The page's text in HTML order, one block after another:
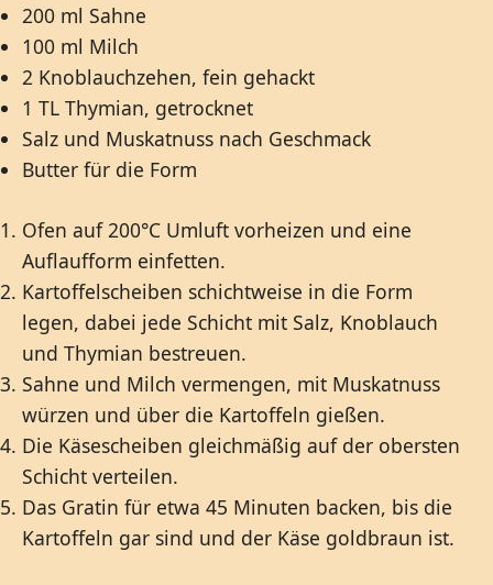
200 ml Sahne
100 ml Milch
2 Knoblauchzehen, fein gehackt
1 TL Thymian, getrocknet
Salz und Muskatnuss nach Geschmack
Butter für die Form
Ofen auf 200°C Umluft vorheizen und eine
Auflaufform einfetten.
Kartoffelscheiben schichtweise in die Form
legen, dabei jede Schicht mit Salz, Knoblauch
und Thymian bestreuen.
Sahne und Milch vermengen, mit Muskatnuss
würzen und über die Kartoffeln gießen.
Die Käsescheiben gleichmäßig auf der obersten
Schicht verteilen.
Das Gratin für etwa 45 Minuten backen, bis die
Kartoffeln gar sind und der Käse goldbraun ist.